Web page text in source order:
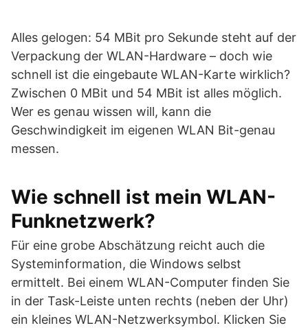
Alles gelogen: 54 MBit pro Sekunde steht auf der
Verpackung der WLAN-Hardware – doch wie
schnell ist die eingebaute WLAN-Karte wirklich?
Zwischen 0 MBit und 54 MBit ist alles möglich.
Wer es genau wissen will, kann die
Geschwindigkeit im eigenen WLAN Bit-genau
messen.
Wie schnell ist mein WLAN-
Funknetzwerk?
Für eine grobe Abschätzung reicht auch die
Systeminformation, die Windows selbst
ermittelt. Bei einem WLAN-Computer finden Sie
in der Task-Leiste unten rechts (neben der Uhr)
ein kleines WLAN-Netzwerksymbol. Klicken Sie